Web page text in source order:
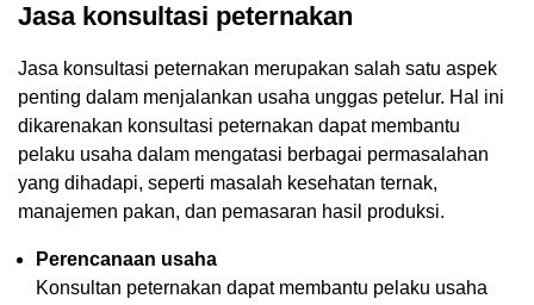
Jasa konsultasi peternakan
Jasa konsultasi peternakan merupakan salah satu aspek
penting dalam menjalankan usaha unggas petelur. Hal ini
dikarenakan konsultasi peternakan dapat membantu
pelaku usaha dalam mengatasi berbagai permasalahan
yang dihadapi, seperti masalah kesehatan ternak,
manajemen pakan, dan pemasaran hasil produksi.
Perencanaan usaha
Konsultan peternakan dapat membantu pelaku usaha